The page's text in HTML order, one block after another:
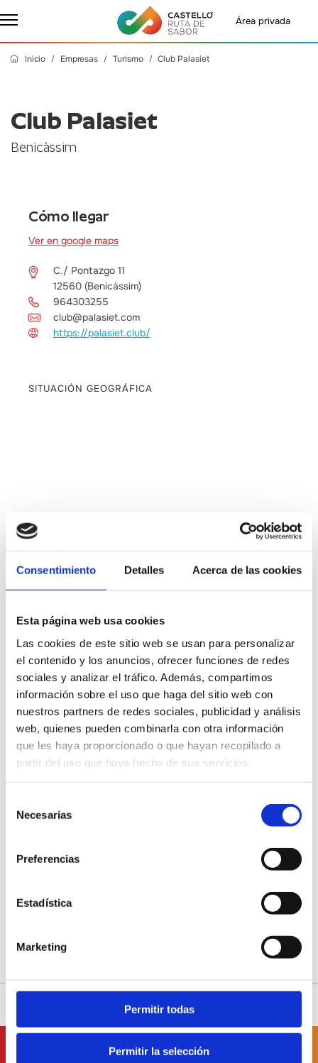
Consentimiento Detalles Acerca de las cookies
Esta página web usa cookies
Las cookies de este sitio web se usan para personalizar
el contenido y los anuncios, ofrecer funciones de redes
sociales y analizar el tráfico. Además, compartimos
información sobre el uso que haga del sitio web con
nuestros partners de redes sociales, publicidad y análisis
web, quienes pueden combinarla con otra información
que les haya proporcionado o que hayan recopilado a
partir del uso que haya hecho de sus servicios.
Necesarias
Preferencias
Estadística
Marketing
Permitir todas
Permitir la selección
Área privada
Inicio Empresas Turismo Club Palasiet
Club Palasiet
Benicàssim
Cómo llegar
Ver en google maps
C./ Pontazgo 11
12560 (Benicàssim)
964303255
club@palasiet.com
https://palasiet.club/
SITUACIÓN GEOGRÁFICA
CONTACTAR
Otras empresas de interés
Fremdenverkehrsamt Ares Del
Maestrat
Nougat Agut De Benlloch
Fremdenverkehrsamt Vinaròs